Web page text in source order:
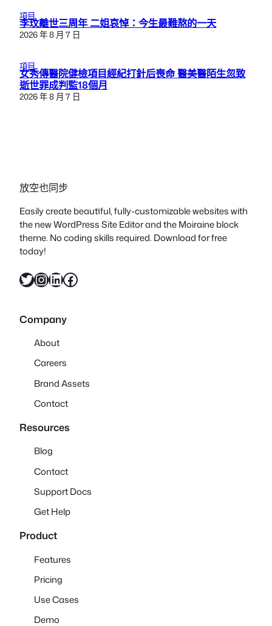
項目
李玟離世三周年 二姐哀悼：今生最難熬的一天
2026 年 8 月 7 日
項目
女秀傳醫院健檢項目經紀打針后喪命 醫美醫陌生忽致
逝世罪成判監18個月
2026 年 8 月 7 日
放空也同步
Easily create beautiful, fully-customizable websites with
the new WordPress Site Editor and the Moiraine block
theme. No coding skills required. Download for free
today!
X InstagramLinkedIn Facebook
Company
About
Careers
Brand Assets
Contact
Resources
Blog
Contact
Support Docs
Get Help
Product
Features
Pricing
Use Cases
Demo